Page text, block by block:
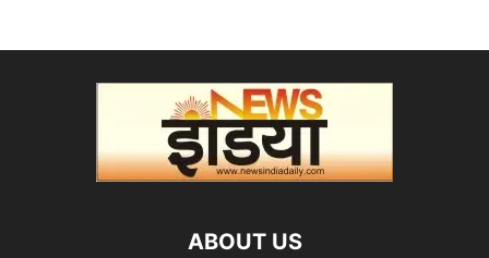
ABOUT US